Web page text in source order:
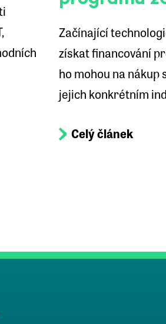
Začínající
získat financování
ho mohou na nákup
jejich konkrétním
Celý článek